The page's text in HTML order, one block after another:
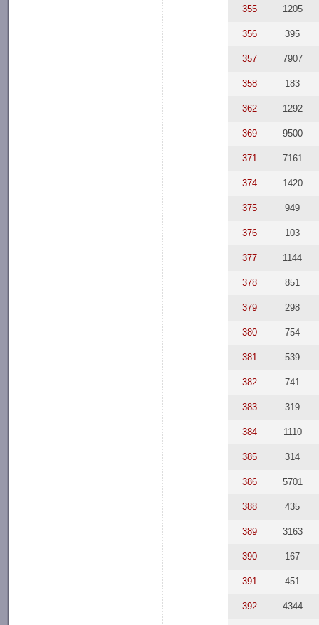
355 1205
356 395
357 7907
358 183
362 1292
369 9500
371 7161
374 1420
375 949
376 103
377 1144
378 851
379 298
380 754
381 539
382 741
383 319
384 1110
385 314
386 5701
388 435
389 3163
390 167
391 451
392 4344